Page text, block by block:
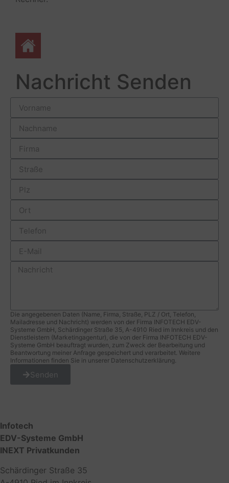
Nachricht Senden
Die angegebenen Daten (Name, Firma, Straße, PLZ / Ort, Telefon,
Mailadresse und Nachricht) werden von der Firma INFOTECH EDV-
Systeme GmbH, Schärdinger Straße 35, A-4910 Ried im Innkreis und den
Dienstleistern (Marketingagentur), die von der Firma INFOTECH EDV-
Systeme GmbH beauftragt wurden, zum Zweck der Bearbeitung und
Beantwortung meiner Anfrage gespeichert und verarbeitet. Weitere
Informationen finden Sie in unserer Datenschutzerklärung.
Senden
Infotech
EDV-Systeme GmbH
INEXT Privatkunden
Schärdinger Straße 35